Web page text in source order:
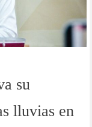
su
lluvias en